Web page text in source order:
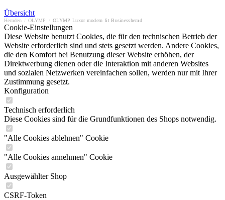
Übersicht
Hemden OLYMP OLYMP Luxor modern fit Businesshemd
Cookie-Einstellungen
Diese Website benutzt Cookies, die für den technischen Betrieb der
Website erforderlich sind und stets gesetzt werden. Andere Cookies,
die den Komfort bei Benutzung dieser Website erhöhen, der
Direktwerbung dienen oder die Interaktion mit anderen Websites
und sozialen Netzwerken vereinfachen sollen, werden nur mit Ihrer
Zustimmung gesetzt.
Konfiguration
Technisch erforderlich
Diese Cookies sind für die Grundfunktionen des Shops notwendig.
"Alle Cookies ablehnen" Cookie
"Alle Cookies annehmen" Cookie
Ausgewählter Shop
CSRF-Token